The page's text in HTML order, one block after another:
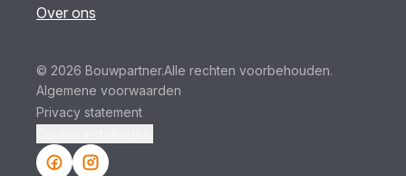
Over ons
© 2026 Bouwpartner.Alle rechten voorbehouden.
Algemene voorwaarden
Privacy statement